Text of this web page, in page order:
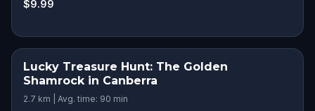
$9.99
Lucky Treasure Hunt: The Golden
Shamrock in Canberra
2.7 km | Avg. time: 90 min